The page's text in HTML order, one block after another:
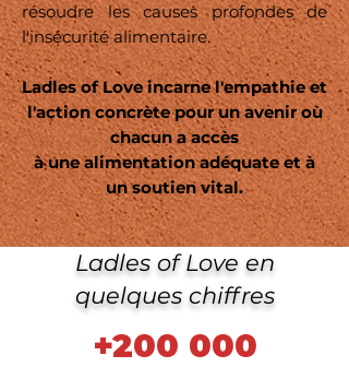
résoudre les causes profondes de
l'insécurité alimentaire.
Ladles of Love incarne l'empathie et
l'action concrète pour un avenir où
chacun a accès
à une alimentation adéquate et à
un soutien vital.
Ladles of Love en
quelques chiffres
+200 000